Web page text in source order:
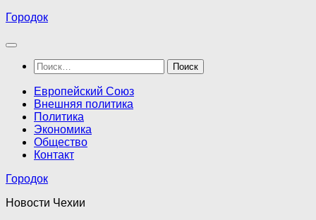
Перейти
содержимому
Городок
Найти:
Европейский Союз
Внешняя политика
Политика
Экономика
Общество
Контакт
Городок
Новости Чехии